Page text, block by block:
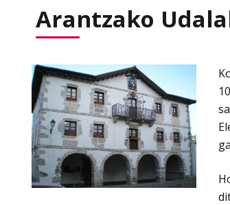
Arantzako